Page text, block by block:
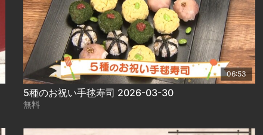
06:53
5種のお祝い手毬寿司 2026-03-30
無料